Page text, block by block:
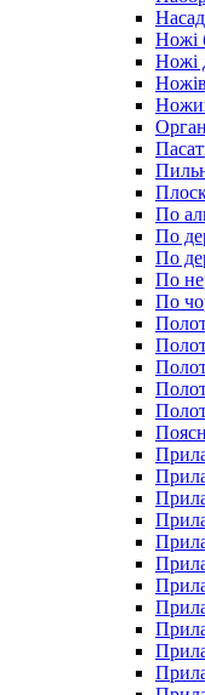
Ножі
Ножі
По
По
По
По
По